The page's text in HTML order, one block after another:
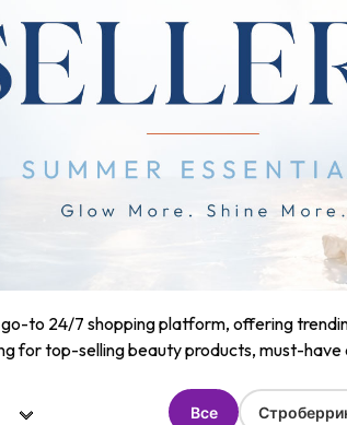
to 24/7 shopping platform, offering
for top-selling beauty products, must-
Все